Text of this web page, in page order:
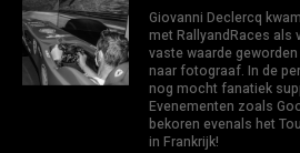
Giovanni Declercq
met RallyandRaces als
vaste waarde
naar fotograaf. In de
nog mocht fanatiek
Evenementen zoals
bekoren evenals het
in Frankrijk!